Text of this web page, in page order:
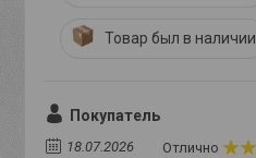
Товар был в наличии
Покупатель
18.07.2026 Отлично